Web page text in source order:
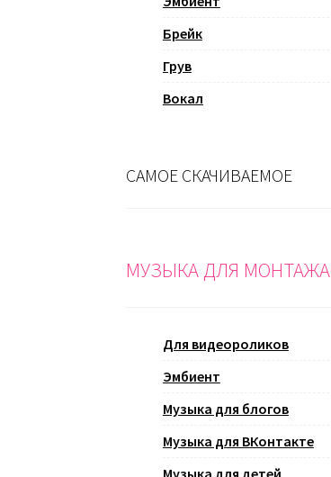
Брейк
Грув
Вокал
САМОЕ СКАЧИВАЕМОЕ
МУЗЫКА ДЛЯ МОНТАЖА
Для видеороликов
Эмбиент
Музыка для блогов
Музыка для ВКонтакте
Музыка для детей